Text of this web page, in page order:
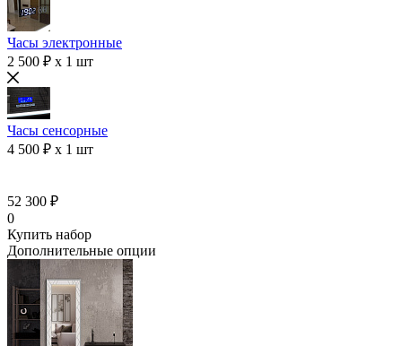
Часы электронные
2 500 ₽ x 1 шт
Часы сенсорные
4 500 ₽ x 1 шт
52 300 ₽
0
Купить набор
Дополнительные опции